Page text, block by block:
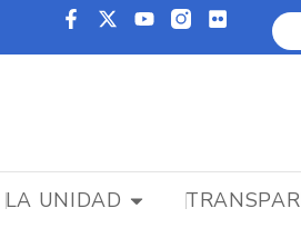
LA UNIDAD